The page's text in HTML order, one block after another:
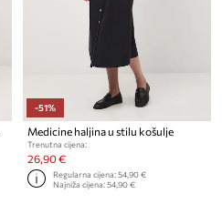
-51%
Medicine haljina u stilu košulje
Trenutna cijena:
26,90 €
Regularna cijena:54,90 €
Najniža cijena:54,90 €